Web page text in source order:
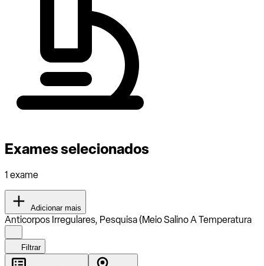
Exames selecionados
1 exame
Adicionar mais
Anticorpos Irregulares, Pesquisa (Meio Salino A Temperatura
Filtrar